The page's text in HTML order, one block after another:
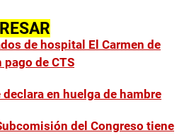
de hospital El Carmen de
de CTS
en huelga de hambre
del Congreso tiene